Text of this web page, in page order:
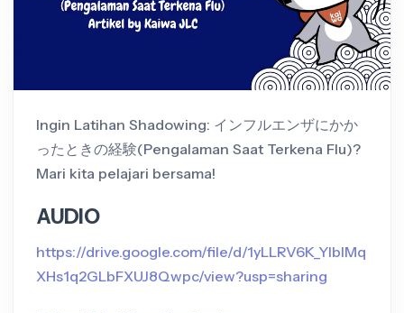
Ingin Latihan Shadowing: インフルエンザにかか
ったときの経験(Pengalaman Saat Terkena Flu)?
Mari kita pelajari bersama!
AUDIO
https://drive.google.com/file/d/1yLLRV6K_YlbIMq
XHs1q2GLbFXUJ8Qwpc/view?usp=sharing